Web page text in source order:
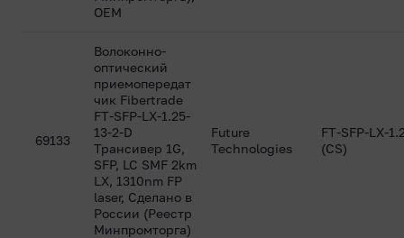
OEM
69133
Волоконно-
оптический
приемопередат
чик Fibertrade
FT-SFP-LX-1.25-
13-2-D
Трансивер 1G,
SFP, LC SMF 2km
LX, 1310nm FP
laser, Сделано в
России (Реестр
Минпромторга)
Future
Technologies
FT-SFP-LX-
(CS)